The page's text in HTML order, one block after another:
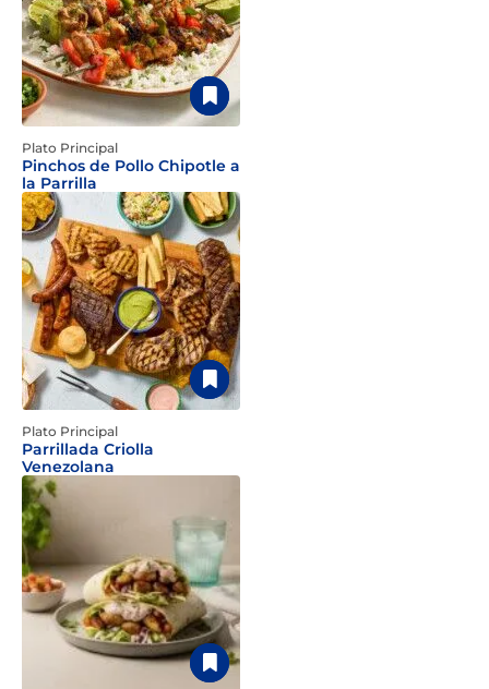
Plato Principal
Pinchos de Pollo Chipotle a
la Parrilla
Plato Principal
Parrillada Criolla
Venezolana